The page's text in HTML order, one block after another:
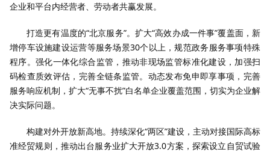
企业和平台内经营者、劳动者共赢发展。
打造更有温度的“北京服务”。扩大“高效办成一件事”覆盖面，新
增停车设施建设运营等服务场景30个以上，规范政务服务事项特殊
程序。强化一体化综合监管，推动非现场监管标准化建设，加强扫
码检查质效评估，完善全链条监管。动态发布免申即享事项，完善
服务响应机制，扩大“无事不扰”白名单企业覆盖范围，切实为企业解
决实际问题。
构建对外开放新高地。持续深化“两区”建设，主动对接国际高标
准经贸规则，推动出台服务业扩大开放3.0方案，探索设立自贸试验